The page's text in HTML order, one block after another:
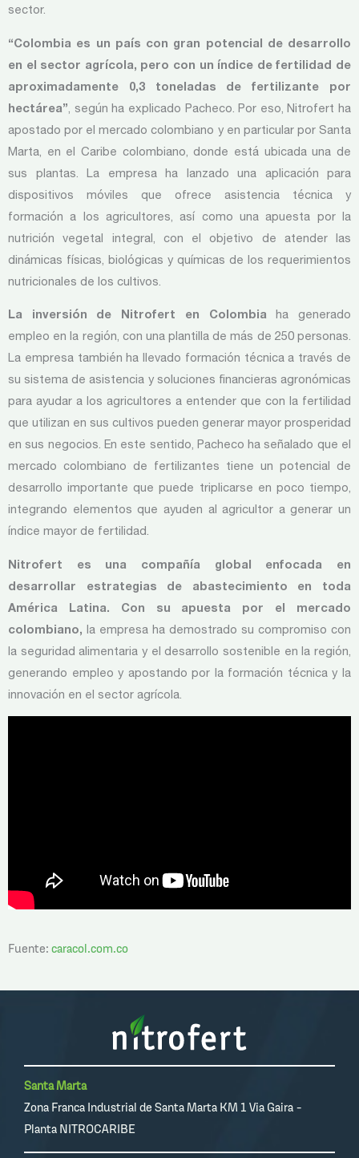
sector.
“Colombia es un país con gran potencial de desarrollo
en el sector agrícola, pero con un índice de fertilidad de
aproximadamente 0,3 toneladas de fertilizante por
hectárea” , según ha explicado Pacheco. Por eso, Nitrofert ha
apostado por el mercado colombiano y en particular por Santa
Marta, en el Caribe colombiano, donde está ubicada una de
sus plantas. La empresa ha lanzado una aplicación para
dispositivos móviles que ofrece asistencia técnica y
formación a los agricultores, así como una apuesta por la
nutrición vegetal integral, con el objetivo de atender las
dinámicas físicas, biológicas y químicas de los requerimientos
nutricionales de los cultivos.
La inversión de Nitrofert en Colombia ha generado
empleo en la región, con una plantilla de más de 250 personas.
La empresa también ha llevado formación técnica a través de
su sistema de asistencia y soluciones financieras agronómicas
para ayudar a los agricultores a entender que con la fertilidad
que utilizan en sus cultivos pueden generar mayor prosperidad
en sus negocios. En este sentido, Pacheco ha señalado que el
mercado colombiano de fertilizantes tiene un potencial de
desarrollo importante que puede triplicarse en poco tiempo,
integrando elementos que ayuden al agricultor a generar un
índice mayor de fertilidad.
Nitrofert es una compañía global enfocada en
desarrollar estrategias de abastecimiento en toda
América Latina. Con su apuesta por el mercado
colombiano, la empresa ha demostrado su compromiso con
la seguridad alimentaria y el desarrollo sostenible en la región,
generando empleo y apostando por la formación técnica y la
innovación en el sector agrícola.
Fuente: caracol.com.co
Santa Marta
Zona Franca Industrial de Santa Marta KM 1 Via Gaira -
Planta NITROCARIBE